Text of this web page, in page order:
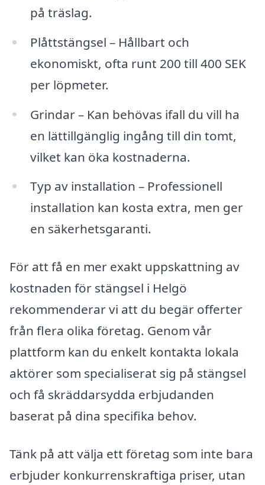
på träslag.
Plåttstängsel – Hållbart och
ekonomiskt, ofta runt 200 till 400 SEK
per löpmeter.
Grindar – Kan behövas ifall du vill ha
en lättillgänglig ingång till din tomt,
vilket kan öka kostnaderna.
Typ av installation – Professionell
installation kan kosta extra, men ger
en säkerhetsgaranti.
För att få en mer exakt uppskattning av
kostnaden för stängsel i Helgö
rekommenderar vi att du begär offerter
från flera olika företag. Genom vår
plattform kan du enkelt kontakta lokala
aktörer som specialiserat sig på stängsel
och få skräddarsydda erbjudanden
baserat på dina specifika behov.
Tänk på att välja ett företag som inte bara
erbjuder konkurrenskraftiga priser, utan